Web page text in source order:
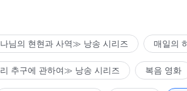
님의 현현과 사역≫ 낭송 시리즈 매일의
추구에 관하여≫ 낭송 시리즈 복음 영화